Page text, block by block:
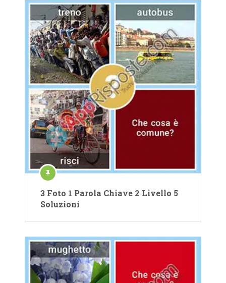
3 Foto 1 Parola Chiave 2 Livello 5
Soluzioni